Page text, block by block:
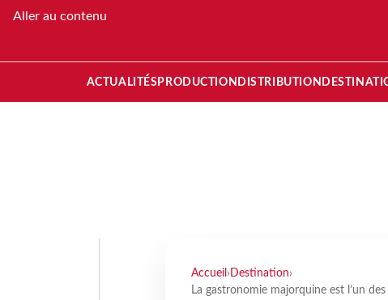
Aller au contenu
ACTUALITÉS PRODUCTION DISTRIBUTION
Accueil › Destination›
La gastronomie majorquine est l’un